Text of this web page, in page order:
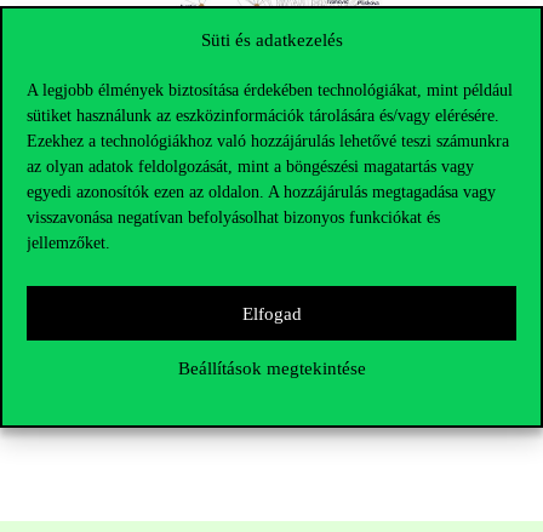
Süti és adatkezelés
A legjobb élmények biztosítása érdekében technológiákat, mint például
sütiket használunk az eszközinformációk tárolására és/vagy elérésére.
Ezekhez a technológiákhoz való hozzájárulás lehetővé teszi számunkra
az olyan adatok feldolgozását, mint a böngészési magatartás vagy
egyedi azonosítók ezen az oldalon. A hozzájárulás megtagadása vagy
visszavonása negatívan befolyásolhat bizonyos funkciókat és
jellemzőket.
Elfogad
Beállítások megtekintése